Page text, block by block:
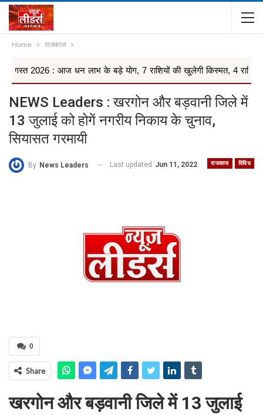
Home राजकाज
आज धन लाभ के बड़े योग, 7 राशियों की खुलेगी किस्मत, 4 राशियों को रहना ...
NEWS Leaders : खरगोन और बड़वानी जिले में
13 जुलाई को होगें नगरीय निकाय के चुनाव,
सियासत गरमायी
राजकाज विविध
By News Leaders Last updated Jun 11, 2022
0
Share
खरगोन और बड़वानी जिले में 13 जुलाई